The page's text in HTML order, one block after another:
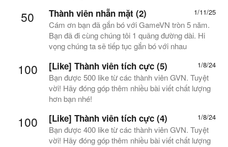
50 1/11/25
Thành viên nhẵn mặt (2)
Cám ơn bạn đã gắn bó với GameVN tròn 5 năm.
Bạn đã đi cùng chúng tôi 1 quãng đường dài. Hi
vọng chúng ta sẽ tiếp tục gắn bó với nhau
100 1/8/24
[Like] Thành viên tích cực (5)
Bạn được 500 like từ các thành viên GVN. Tuyệt
vời! Hãy đóng góp thêm nhiều bài viết chất lượng
hơn bạn nhé!
100 1/8/24
[Like] Thành viên tích cực (4)
Bạn được 400 like từ các thành viên GVN. Tuyệt
vời! Hãy đóng góp thêm nhiều bài viết chất lượng